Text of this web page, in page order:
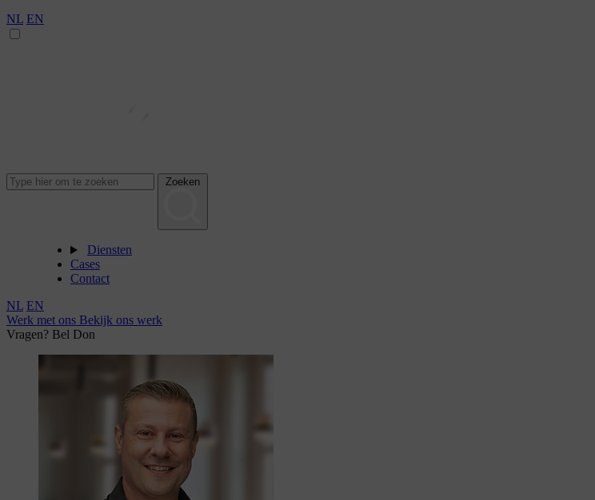
NL EN
Zoeken
Diensten
Cases
Contact
NL EN
Werk met ons Bekijk ons werk
Vragen? Bel Don